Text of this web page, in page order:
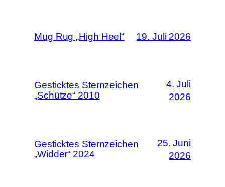
Mug Rug „High Heel“ 19. Juli 2026
Gesticktes Sternzeichen
„Schütze“ 2010
4. Juli
2026
Gesticktes Sternzeichen
„Widder“ 2024
25. Juni
2026